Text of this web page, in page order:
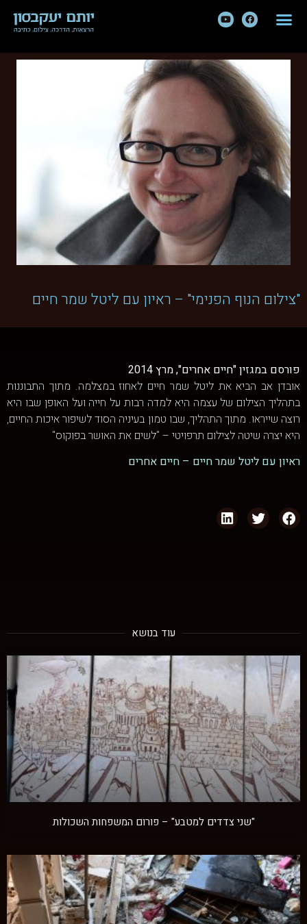
"צילום הנוף הפנימי" – ראיון עם ליטל שמר חיים
פורסם במגזין "חיים אחרים", מרץ 2014
אובדן אב הביא את ליטל שמר חיים לאחוז במצלמה. מתוך התבוננות
בתהליך הצילום של עצמה היא למדה רבות על חייה ועל האופן שבו היא
רוצה שייראו. מתוך התהליך, שבו טמון בעיניה הסוד לשיפור איכות החיים,
היא יצרה שיטה לצילום תרפויטי – "לשים את האושר בפוקוס"
ראיון עם ליטל שמר חיים – חיים אחרים
עוד בנושא
"שני צדדים למטבע" – פורום המשפחות השכולות